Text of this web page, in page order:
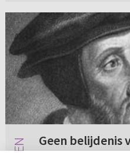
Geen belijdenis